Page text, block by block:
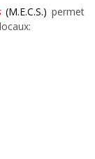
(M.E.C.S.) permet